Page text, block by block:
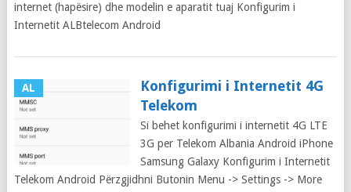
internet (hapësire) dhe modelin e aparatit tuaj Konfigurim i
Internetit ALBtelecom Android
AL
Konfigurimi i Internetit 4G
Telekom
Si behet konfigurimi i internetit 4G LTE
3G per Telekom Albania Android iPhone
Samsung Galaxy Konfigurim i Internetit
Telekom Android Përzgjidhni Butonin Menu -> Settings -> More